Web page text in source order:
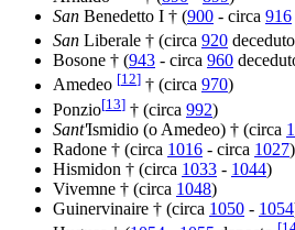
San Benedetto I † (900 - circa 916
San Liberale † (circa 920
Bosone † (943 - circa 960
Amedeo [12] † (circa 970)
Ponzio[13] † (circa 992)
Sant'Ismidio (o Amedeo) † (circa
Radone † (circa 1016 - circa 1027)
Hismidon † (circa 1033 - 1044)
Vivemne † (circa 1048)
Guinervinaire † (circa 1050 - 1054